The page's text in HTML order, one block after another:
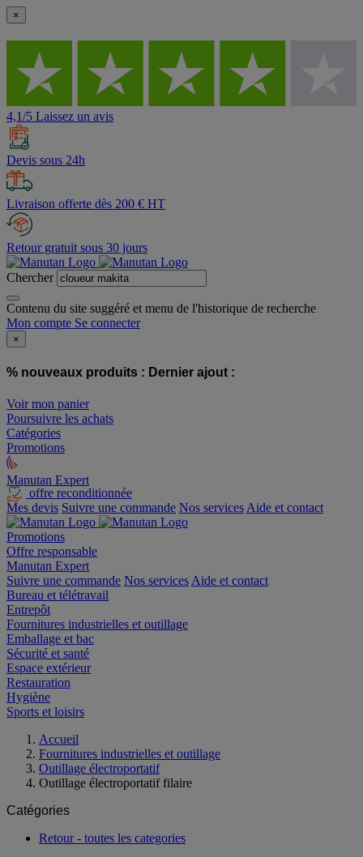
×
4,1/5 Laissez un avis
Devis sous 24h
Livraison offerte dès 200 € HT
Retour gratuit sous 30 jours
Chercher
Contenu du site suggéré et menu de l'historique de recherche
Mon compte Se connecter
×
% nouveaux produits : Dernier ajout :
Voir mon panier
Poursuivre les achats
Catégories
Promotions
Manutan Expert
offre reconditionnée
Mes devis Suivre une commande Nos services Aide et contact
Promotions
Offre responsable
Manutan Expert
Suivre une commande Nos services Aide et contact
Bureau et télétravail
Entrepôt
Fournitures industrielles et outillage
Emballage et bac
Sécurité et santé
Espace extérieur
Restauration
Hygiène
Sports et loisirs
Accueil
Fournitures industrielles et outillage
Outillage électroportatif
Outillage électroportatif filaire
Catégories
Retour - toutes les categories